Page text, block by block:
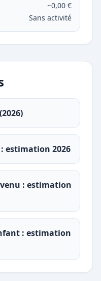
~0,00 €
Sans activité
estimation 2026
: estimation
: estimation